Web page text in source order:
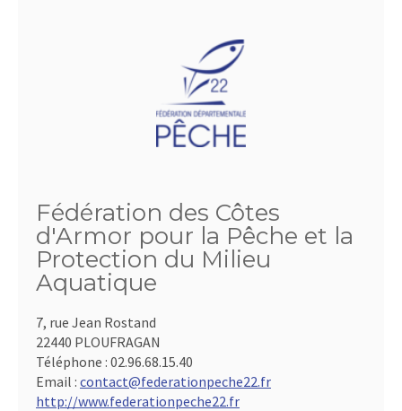
Fédération des Côtes
d'Armor pour la Pêche et la
Protection du Milieu
Aquatique
7, rue Jean Rostand
22440 PLOUFRAGAN
Téléphone : 02.96.68.15.40
Email : contact@federationpeche22.fr
http://www.federationpeche22.fr